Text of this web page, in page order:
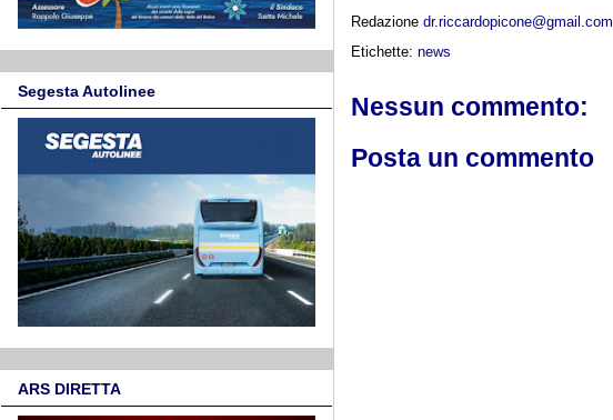
Redazione dr.riccardopicone@gmail.com
Etichette: news
Nessun commento:
Posta un commento
Segesta Autolinee
ARS DIRETTA